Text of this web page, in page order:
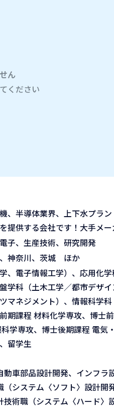
、半導体業界、上下水プラ
提供する会社です！大手メ
子、生産技術、研究開発
神奈川、茨城 ほか
、電子情報工学）、応用化
学科（土木工学／都市デザ
マネジメント）、情報科学
期課程 材料化学専攻、博士
学専攻、博士後期課程 電
留学生
動車部品設計開発、インフ
（システム〈ソフト〉設計開
技術職（システム〈ハード
ん
ください